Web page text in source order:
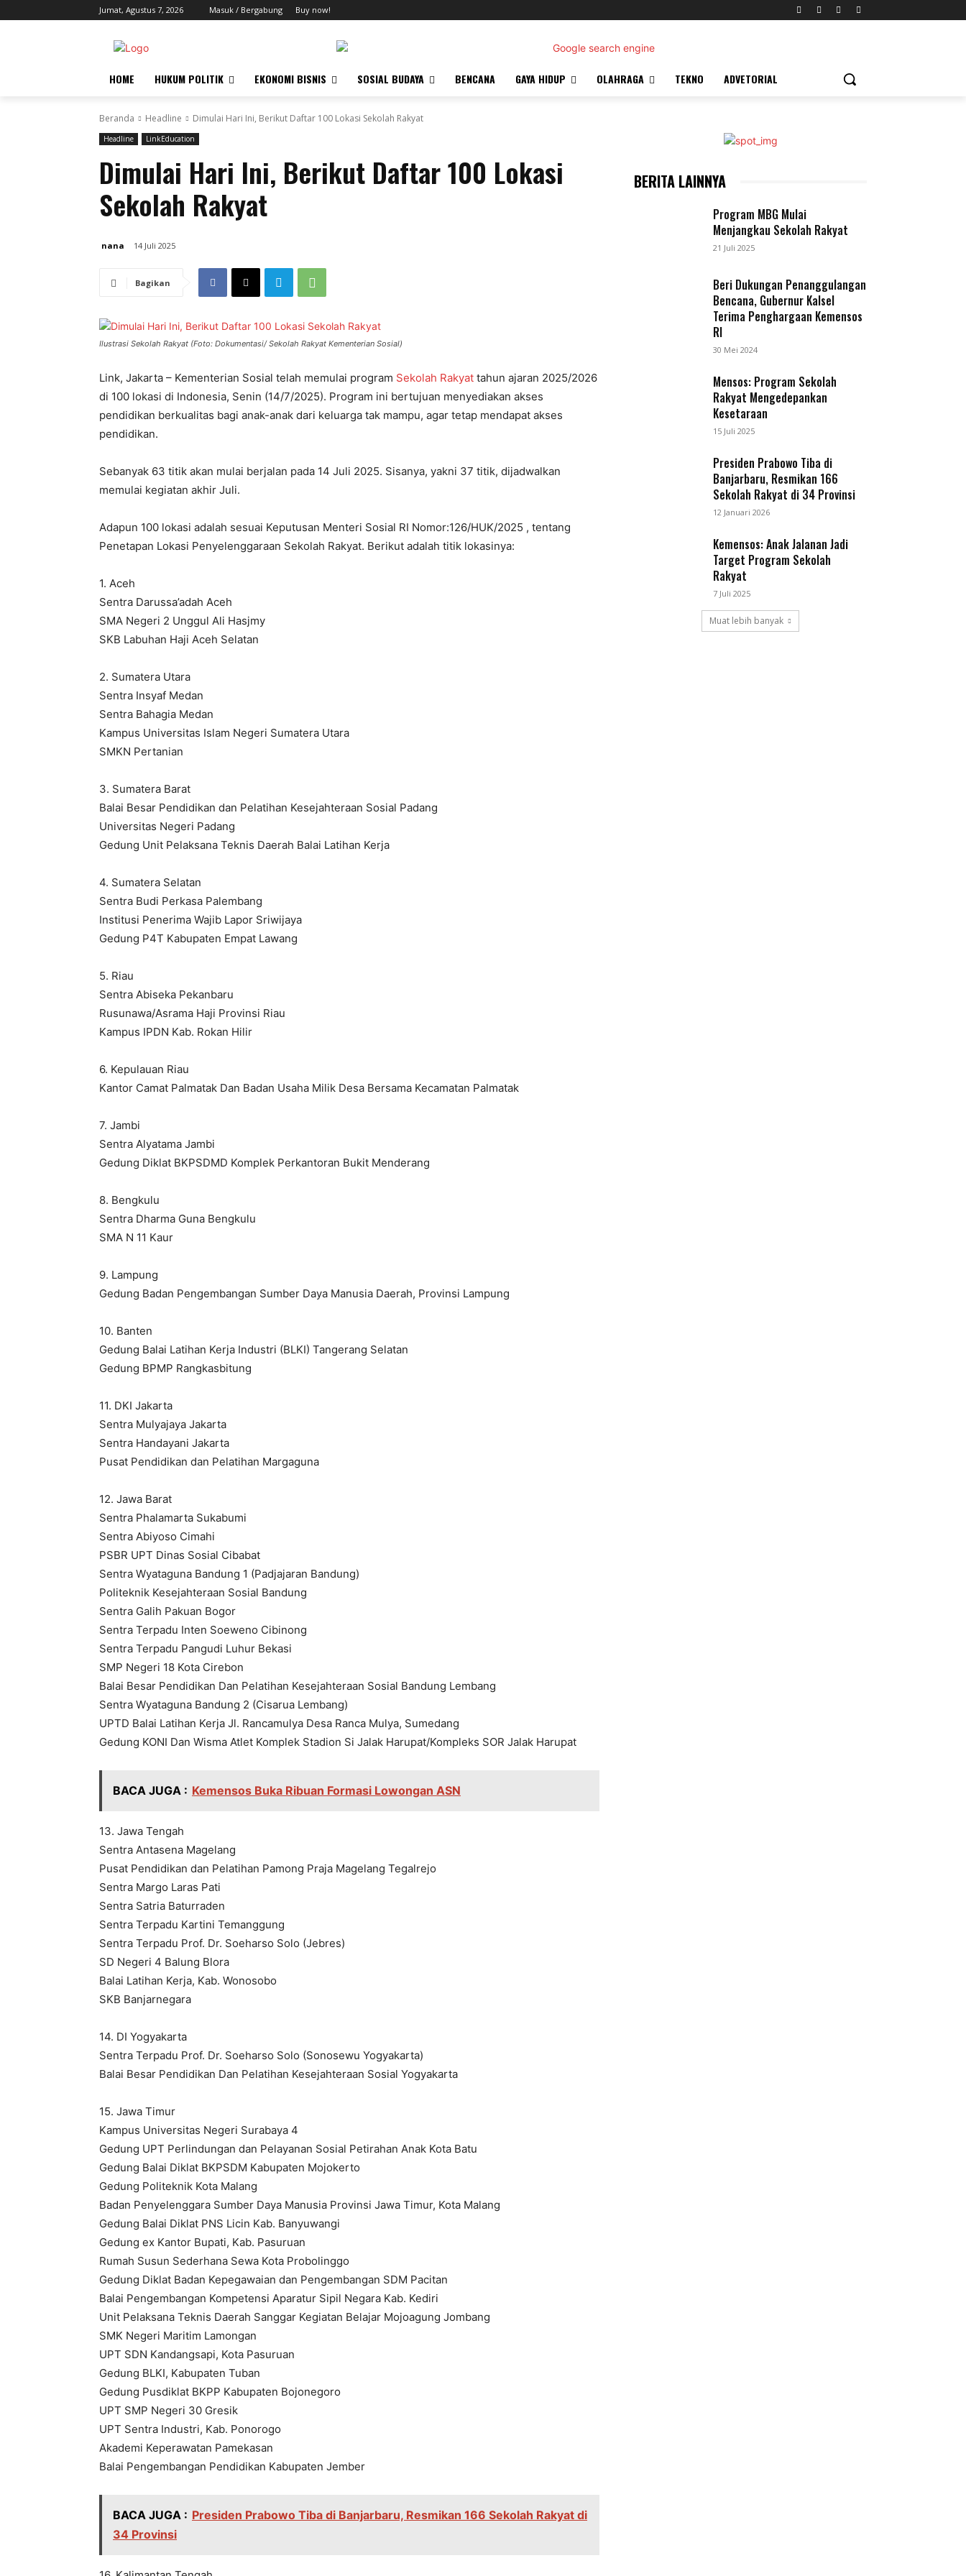
Jumat, Agustus 7, 2026 Masuk / Bergabung Buy now!
HOME HUKUM POLITIK EKONOMI BISNIS SOSIAL BUDAYA BENCANA GAYA HIDUP OLAHRAGA TEKNO ADVETORIAL
Beranda Headline Dimulai Hari Ini, Berikut Daftar 100 Lokasi Sekolah Rakyat
Headline LinkEducation
Dimulai Hari Ini, Berikut Daftar 100 Lokasi
Sekolah Rakyat
nana 14 Juli 2025
Bagikan
Ilustrasi Sekolah Rakyat (Foto: Dokumentasi/ Sekolah Rakyat Kementerian Sosial)
Link, Jakarta – Kementerian Sosial telah memulai program Sekolah Rakyat tahun ajaran 2025/2026
di 100 lokasi di Indonesia, Senin (14/7/2025). Program ini bertujuan menyediakan akses
pendidikan berkualitas bagi anak-anak dari keluarga tak mampu, agar tetap mendapat akses
pendidikan.
Sebanyak 63 titik akan mulai berjalan pada 14 Juli 2025. Sisanya, yakni 37 titik, dijadwalkan
memulai kegiatan akhir Juli.
Adapun 100 lokasi adalah sesuai Keputusan Menteri Sosial RI Nomor:126/HUK/2025 , tentang
Penetapan Lokasi Penyelenggaraan Sekolah Rakyat. Berikut adalah titik lokasinya:
1. Aceh
Sentra Darussa’adah Aceh
SMA Negeri 2 Unggul Ali Hasjmy
SKB Labuhan Haji Aceh Selatan
2. Sumatera Utara
Sentra Insyaf Medan
Sentra Bahagia Medan
Kampus Universitas Islam Negeri Sumatera Utara
SMKN Pertanian
3. Sumatera Barat
Balai Besar Pendidikan dan Pelatihan Kesejahteraan Sosial Padang
Universitas Negeri Padang
Gedung Unit Pelaksana Teknis Daerah Balai Latihan Kerja
4. Sumatera Selatan
Sentra Budi Perkasa Palembang
Institusi Penerima Wajib Lapor Sriwijaya
Gedung P4T Kabupaten Empat Lawang
5. Riau
Sentra Abiseka Pekanbaru
Rusunawa/Asrama Haji Provinsi Riau
Kampus IPDN Kab. Rokan Hilir
6. Kepulauan Riau
Kantor Camat Palmatak Dan Badan Usaha Milik Desa Bersama Kecamatan Palmatak
7. Jambi
Sentra Alyatama Jambi
Gedung Diklat BKPSDMD Komplek Perkantoran Bukit Menderang
8. Bengkulu
Sentra Dharma Guna Bengkulu
SMA N 11 Kaur
9. Lampung
Gedung Badan Pengembangan Sumber Daya Manusia Daerah, Provinsi Lampung
10. Banten
Gedung Balai Latihan Kerja Industri (BLKI) Tangerang Selatan
Gedung BPMP Rangkasbitung
11. DKI Jakarta
Sentra Mulyajaya Jakarta
Sentra Handayani Jakarta
Pusat Pendidikan dan Pelatihan Margaguna
12. Jawa Barat
Sentra Phalamarta Sukabumi
Sentra Abiyoso Cimahi
PSBR UPT Dinas Sosial Cibabat
Sentra Wyataguna Bandung 1 (Padjajaran Bandung)
Politeknik Kesejahteraan Sosial Bandung
Sentra Galih Pakuan Bogor
Sentra Terpadu Inten Soeweno Cibinong
Sentra Terpadu Pangudi Luhur Bekasi
SMP Negeri 18 Kota Cirebon
Balai Besar Pendidikan Dan Pelatihan Kesejahteraan Sosial Bandung Lembang
Sentra Wyataguna Bandung 2 (Cisarua Lembang)
UPTD Balai Latihan Kerja Jl. Rancamulya Desa Ranca Mulya, Sumedang
Gedung KONI Dan Wisma Atlet Komplek Stadion Si Jalak Harupat/Kompleks SOR Jalak Harupat
BACA JUGA : Kemensos Buka Ribuan Formasi Lowongan ASN
13. Jawa Tengah
Sentra Antasena Magelang
Pusat Pendidikan dan Pelatihan Pamong Praja Magelang Tegalrejo
Sentra Margo Laras Pati
Sentra Satria Baturraden
Sentra Terpadu Kartini Temanggung
Sentra Terpadu Prof. Dr. Soeharso Solo (Jebres)
SD Negeri 4 Balung Blora
Balai Latihan Kerja, Kab. Wonosobo
SKB Banjarnegara
14. DI Yogyakarta
Sentra Terpadu Prof. Dr. Soeharso Solo (Sonosewu Yogyakarta)
Balai Besar Pendidikan Dan Pelatihan Kesejahteraan Sosial Yogyakarta
15. Jawa Timur
Kampus Universitas Negeri Surabaya 4
Gedung UPT Perlindungan dan Pelayanan Sosial Petirahan Anak Kota Batu
Gedung Balai Diklat BKPSDM Kabupaten Mojokerto
Gedung Politeknik Kota Malang
Badan Penyelenggara Sumber Daya Manusia Provinsi Jawa Timur, Kota Malang
Gedung Balai Diklat PNS Licin Kab. Banyuwangi
Gedung ex Kantor Bupati, Kab. Pasuruan
Rumah Susun Sederhana Sewa Kota Probolinggo
Gedung Diklat Badan Kepegawaian dan Pengembangan SDM Pacitan
Balai Pengembangan Kompetensi Aparatur Sipil Negara Kab. Kediri
Unit Pelaksana Teknis Daerah Sanggar Kegiatan Belajar Mojoagung Jombang
SMK Negeri Maritim Lamongan
UPT SDN Kandangsapi, Kota Pasuruan
Gedung BLKI, Kabupaten Tuban
Gedung Pusdiklat BKPP Kabupaten Bojonegoro
UPT SMP Negeri 30 Gresik
UPT Sentra Industri, Kab. Ponorogo
Akademi Keperawatan Pamekasan
Balai Pengembangan Pendidikan Kabupaten Jember
BACA JUGA : Presiden Prabowo Tiba di Banjarbaru, Resmikan 166 Sekolah Rakyat di
34 Provinsi
BERITA LAINNYA
Program MBG Mulai
Menjangkau Sekolah Rakyat
21 Juli 2025
Beri Dukungan Penanggulangan
Bencana, Gubernur Kalsel
Terima Penghargaan Kemensos
RI
30 Mei 2024
Mensos: Program Sekolah
Rakyat Mengedepankan
Kesetaraan
15 Juli 2025
Presiden Prabowo Tiba di
Banjarbaru, Resmikan 166
Sekolah Rakyat di 34 Provinsi
12 Januari 2026
Kemensos: Anak Jalanan Jadi
Target Program Sekolah
Rakyat
7 Juli 2025
Muat lebih banyak